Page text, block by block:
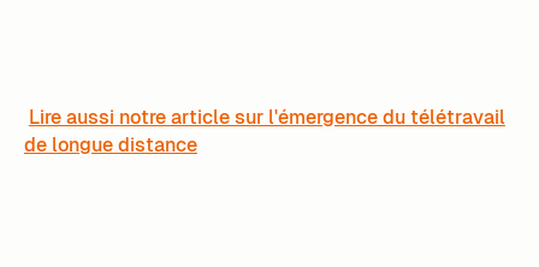
Lire aussi notre article sur l'émergence du télétravail
de longue distance